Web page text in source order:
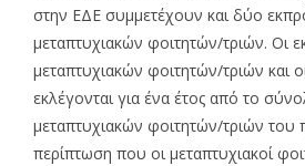
στην ΕΔΕ συμμετέχουν και δύο
μεταπτυχιακών φοιτητών/τριών. Οι
μεταπτυχιακών φοιτητών/τριών και
εκλέγονται για ένα έτος από το
μεταπτυχιακών φοιτητών/τριών του
περίπτωση που οι μεταπτυχιακοί